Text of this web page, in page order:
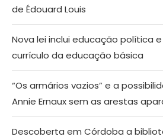
de Édouard Louis
Nova lei inclui educação política
currículo da educação básica
“Os armários vazios” e a
Annie Ernaux sem as arestas
Descoberta em Córdoba a